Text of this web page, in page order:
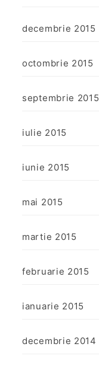
decembrie 2015
octombrie 2015
septembrie 2015
iulie 2015
iunie 2015
mai 2015
martie 2015
februarie 2015
ianuarie 2015
decembrie 2014